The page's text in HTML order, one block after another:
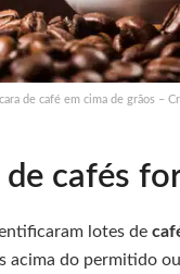
de café em cima de grãos –
cafés
lotes de
acima do permitido